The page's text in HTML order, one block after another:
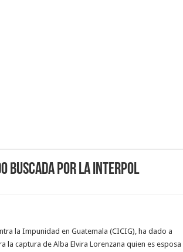
por la INTERPOL
la Impunidad en Guatemala (CICIG), ha dado a
captura de Alba Elvira Lorenzana quien es esposa